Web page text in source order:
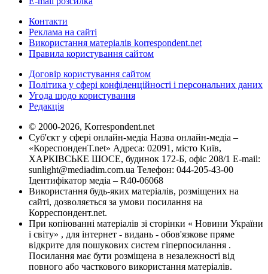
Контакти
Реклама на сайті
Використання матеріалів korrespondent.net
Правила користування сайтом
Договір користування сайтом
Політика у сфері конфіденційності і персональних даних
Угода щодо користування
Редакція
© 2000-2026, Korrespondent.net
Суб'єкт у сфері онлайн-медіа Назва онлайн-медіа –
«КореспонденТ.net» Адреса: 02091, місто Київ,
ХАРКІВСЬКЕ ШОСЕ, будинок 172-Б, офіс 208/1 E-mail:
sunlight@mediadim.com.ua Телефон: 044-205-43-00
Ідентифікатор медіа – R40-06068
Використання будь-яких матеріалів, розміщених на
сайті, дозволяється за умови посилання на
Корреспондент.net.
При копіюванні матеріалів зі сторінки « Новини України
і світу» , для інтернет - видань - обов'язкове пряме
відкрите для пошукових систем гіперпосилання .
Посилання має бути розміщена в незалежності від
повного або часткового використання матеріалів.